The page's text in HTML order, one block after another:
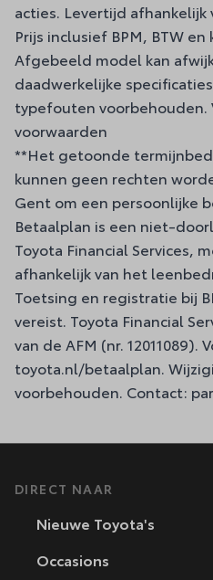
acties. Levertijd
Prijs inclusief BPM, BTW
Afgebeeld model kan
daadwerkelijke
typefouten voorbehouden.
voorwaarden
**Het getoonde
kunnen geen rechten
Gent om een persoonlijke
Betaalplan is een niet-
Toyota Financial Services,
afhankelijk van het
Toetsing en registratie bij
vereist. Toyota Financial
van de AFM (nr. 12011089).
toyota.nl/betaalplan.
voorbehouden. Contact:
DIRECT NAAR
Nieuwe Toyota's
Occasions